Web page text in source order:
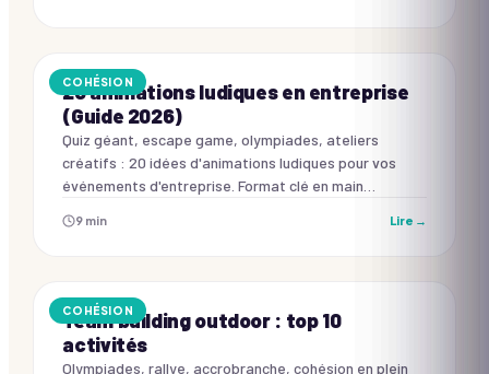
COHÉSION
20 animations ludiques en entreprise
(Guide 2026)
Quiz géant, escape game, olympiades, ateliers
créatifs : 20 idées d'animations ludiques pour vos
événements d'entreprise. Format clé en main
9 min Lire →
COHÉSION
Team building outdoor : top 10
activités
Olympiades, rallye, accrobranche, cohésion en plein